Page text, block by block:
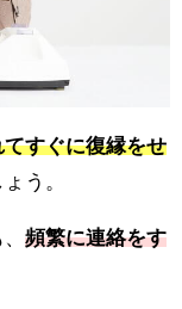
てすぐに復縁をせ
う。
頻繁に連絡をす